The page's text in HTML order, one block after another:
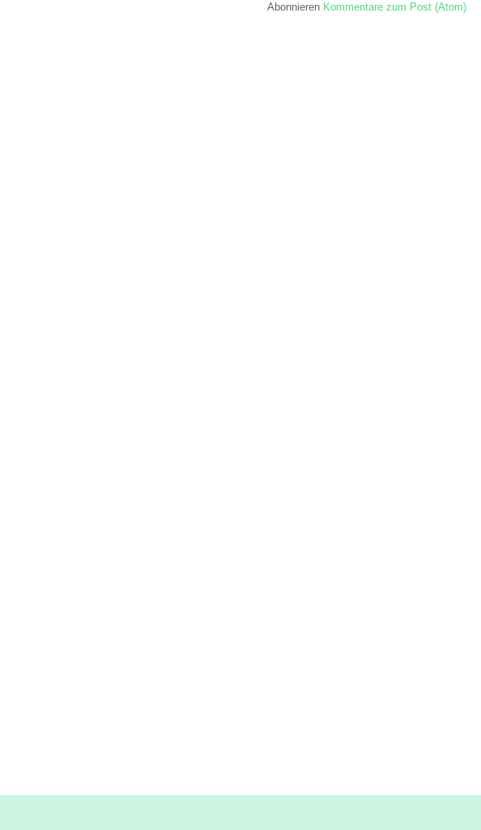
Abonnieren Kommentare zum Post (Atom)